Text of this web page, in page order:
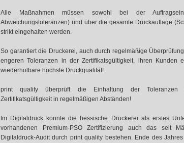
Alle Maßnahmen müssen sowohl bei der
Abweichungstoleranzen) und über die gesamte Druckauflage
strikt eingehalten werden.
So garantiert die Druckerei, auch durch regelmäßige
engeren Toleranzen in der Zertifikatsgültigkeit, ihren Kunden
wiederholbare höchste Druckqualität!
print quality überprüft die Einhaltung der
Zertifikatsgültigkeit in regelmäßigen Abständen!
Im Digitaldruck konnte die hessische Druckerei als erstes
vorhandenen Premium-PSO Zertifizierung auch das seit
Digitaldruck-Audit durch print quality bestehen. Ende des